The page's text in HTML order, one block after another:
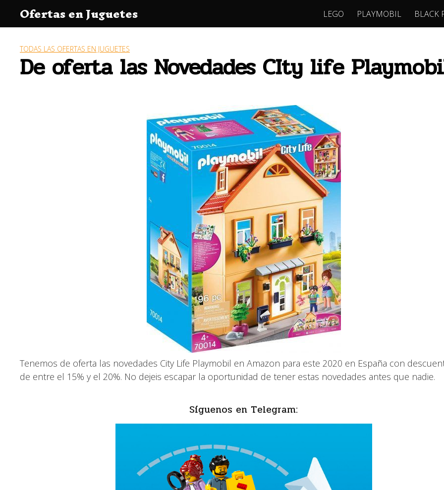
contenido
Ofertas en Juguetes LEGO PLAYMOBIL BLACK
TODAS LAS OFERTAS EN JUGUETES
De oferta las Novedades CIty life
Tenemos de oferta las novedades City Life Playmobil en Amazon para este 2020 en España con
de entre el 15% y el 20%. No dejeis escapar la oportunidad de tener estas novedades antes que nadie.
Síguenos en Telegram: